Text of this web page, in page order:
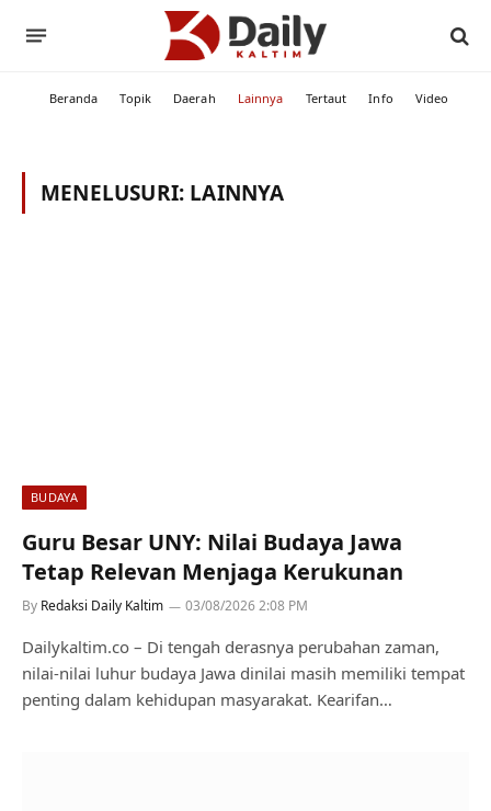
Beranda Topik Daerah Lainnya Tertaut Info Video
MENELUSURI: LAINNYA
BUDAYA
Guru Besar UNY: Nilai Budaya Jawa
Tetap Relevan Menjaga Kerukunan
By Redaksi Daily Kaltim 03/08/2026 2:08 PM
Dailykaltim.co – Di tengah derasnya perubahan zaman,
nilai-nilai luhur budaya Jawa dinilai masih memiliki tempat
penting dalam kehidupan masyarakat. Kearifan…